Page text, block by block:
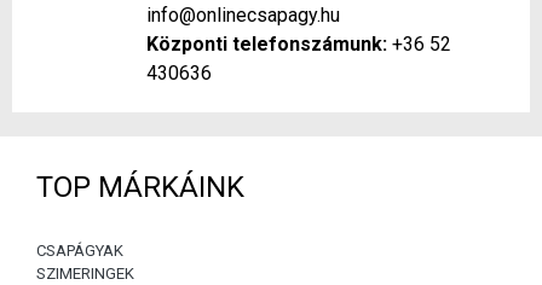
info@onlinecsapagy.hu
Központi telefonszámunk: +36 52
430636
TOP MÁRKÁINK
CSAPÁGYAK
SZIMERINGEK